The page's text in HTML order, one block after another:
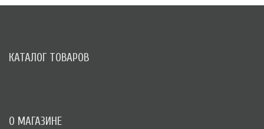
КАТАЛОГ ТОВАРОВ
О МАГАЗИНЕ